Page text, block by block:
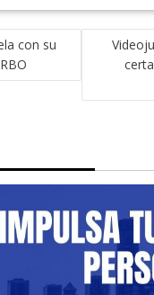
con su